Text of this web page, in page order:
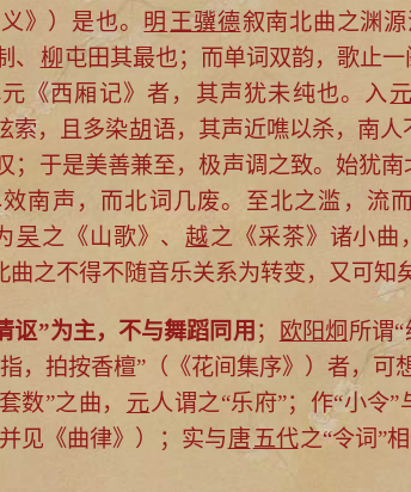
》）是也。 明 王骥德叙南北曲之渊
、 柳屯田其最也；而单词双韵，歌止
《西厢记》者，其声犹未纯也。入元
索，且多染胡语，其声近噍以杀，南
；于是美善兼至，极声调之致。始犹南
南声，而北词几废。至北之滥，流
吴之《山歌》、 越之《采茶》诸小曲
曲之不得不随音乐关系为转变，又可知
讴”为主，不与舞蹈同用 ； 欧阳炯所谓
，拍按香檀”（《花间集序》）者，可
数”之曲，
元人谓之“乐府”；作“小令
见《曲律》）；实与唐 五代之“令词”